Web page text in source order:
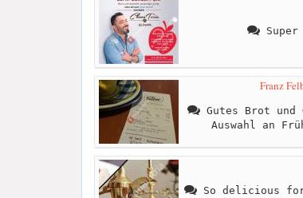
Franz
Gutes Brot und
Auswahl an
So delicious